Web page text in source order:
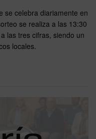
se celebra diariamente en
se realiza a las 13:30
las tres cifras, siendo un
locales.